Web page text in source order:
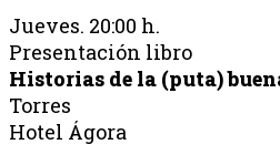
Jueves. 20:00 h.
Presentación libro
Historias de la (puta)
Torres
Hotel Ágora